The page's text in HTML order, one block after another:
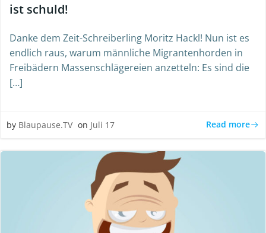
ist schuld!
Danke dem Zeit-Schreiberling Moritz Hackl! Nun ist es
endlich raus, warum männliche Migrantenhorden in
Freibädern Massenschlägereien anzetteln: Es sind die
[…]
by Blaupause.TV on Juli 17 Read more